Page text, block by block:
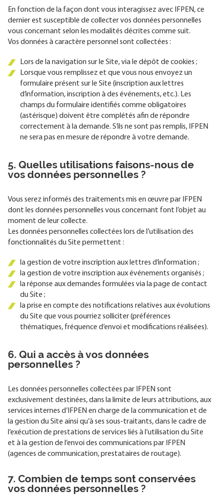
En fonction de la façon dont vous interagissez avec IFPEN, ce
dernier est susceptible de collecter vos données personnelles
vous concernant selon les modalités décrites comme suit.
Vos données à caractère personnel sont collectées :
Lors de la navigation sur le Site, via le dépôt de cookies ;
Lorsque vous remplissez et que vous nous envoyez un
formulaire présent sur le Site (inscription aux lettres
d’information, inscription à des événements, etc.). Les
champs du formulaire identifiés comme obligatoires
(astérisque) doivent être complétés afin de répondre
correctement à la demande. S’ils ne sont pas remplis, IFPEN
ne sera pas en mesure de répondre à votre demande.
5. Quelles utilisations faisons-nous de
vos données personnelles ?
Vous serez informés des traitements mis en œuvre par IFPEN
dont les données personnelles vous concernant font l’objet au
moment de leur collecte.
Les données personnelles collectées lors de l’utilisation des
fonctionnalités du Site permettent :
la gestion de votre inscription aux lettres d’information ;
la gestion de votre inscription aux événements organisés ;
la réponse aux demandes formulées via la page de contact
du Site ;
la prise en compte des notifications relatives aux évolutions
du Site que vous pourriez solliciter (préférences
thématiques, fréquence d’envoi et modifications réalisées).
6. Qui a accès à vos données
personnelles ?
Les données personnelles collectées par IFPEN sont
exclusivement destinées, dans la limite de leurs attributions, aux
services internes d’IFPEN en charge de la communication et de
la gestion du Site ainsi qu’à ses sous-traitants, dans le cadre de
l’exécution de prestations de services liés à l’utilisation du Site
et à la gestion de l’envoi des communications par IFPEN
(agences de communication, prestataires de routage).
7. Combien de temps sont conservées
vos données personnelles ?